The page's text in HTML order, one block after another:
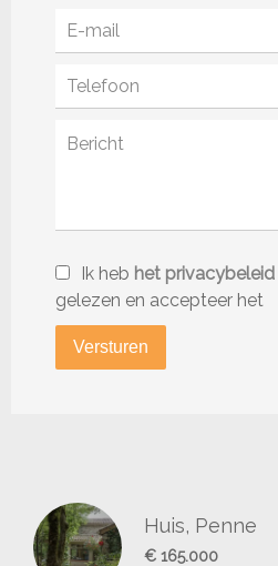
Ik heb het privacybeleid
gelezen en accepteer het
Versturen
Huis, Penne
€ 165.000